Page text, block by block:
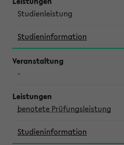
Studienleistung
Studieninformation
-
benotete Prüfungsleistung
Studieninformation